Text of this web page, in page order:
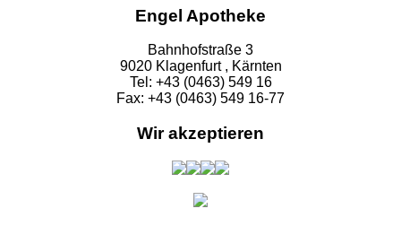
Engel Apotheke
Bahnhofstraße 3
9020 Klagenfurt , Kärnten
Tel: +43 (0463) 549 16
Fax: +43 (0463) 549 16-77
Wir akzeptieren